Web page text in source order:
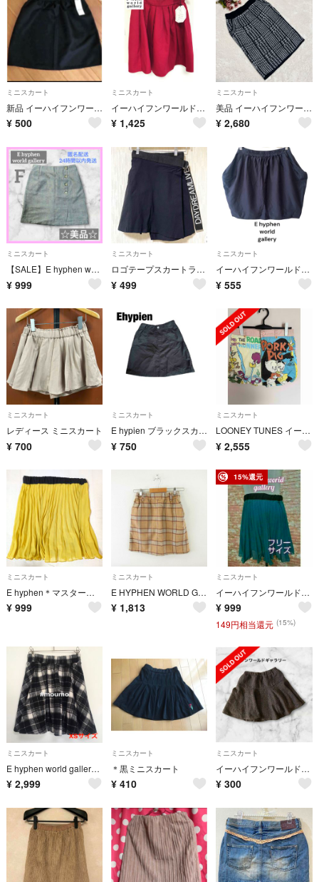
ミニスカート
新品 イーハイフンワールドギャラリー 台形 スカート ブラック
¥ 500
ミニスカート
イーハイフンワールドギャラリー タックフレア ミニスカート タグ付き 新品
¥ 1,425
ミニスカート
美品 イーハイフンワールドギャラリー 【F】ニット タイトミニスカート 千鳥格子
¥ 2,680
ミニスカート
【SALE】E hyphen world gallery グレンチェックスカート
¥ 999
ミニスカート
ロゴテープスカートラップ巻きブラック韓国ストリートサブカル原宿量産型y2k可愛い
¥ 499
ミニスカート
イーハイフンワールドギャラリー コクーンミニスカート コクーンスカート
¥ 555
ミニスカート
レディース ミニスカート
¥ 700
ミニスカート
E hypien ブラックスカート F
¥ 750
ミニスカート
LOONEY TUNES イーハイフン コラボスカート
¥ 2,555
ミニスカート
E hyphen＊マスタードプリーツスカート
¥ 999
ミニスカート
E HYPHEN WORLD GALLERY 台形スカート ミニ ベージュ F
¥ 1,813
15%還元
ミニスカート
イーハイフンワールドギャラリー プリーツ ミニスカート ブルー系 フリーサイズ
¥ 999
149円相当還元 (15%)
ミニスカート
E hyphen world gallery ミニスカート ブラック×ホワイト
¥ 2,999
ミニスカート
＊黒ミニスカート
¥ 410
ミニスカート
イーハイフンワールドギャラリー ミニスカート ブラウン フレア
¥ 300